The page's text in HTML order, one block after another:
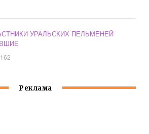
УРАЛЬСКИХ ПЕЛЬМЕНЕЙ
Реклама